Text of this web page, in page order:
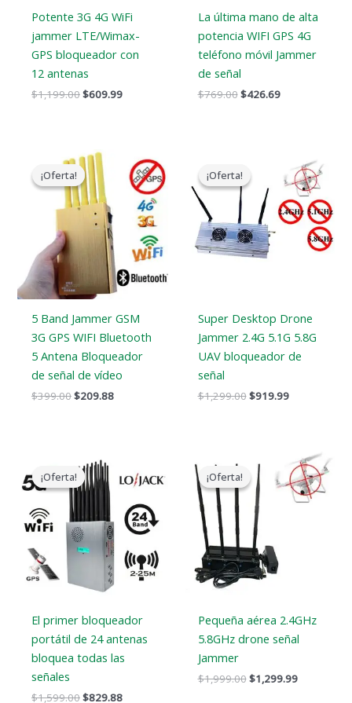
Potente 3G 4G WiFi
jammer LTE/Wimax-
GPS bloqueador con
12 antenas
$1,199.00$609.99
La última mano de alta
potencia WIFI GPS 4G
teléfono móvil Jammer
de señal
$769.00$426.69
¡Oferta!
¡Oferta!
5 Band Jammer GSM
3G GPS WIFI Bluetooth
5 Antena Bloqueador
de señal de vídeo
$399.00
El
precio
original
era:
$399.00.
$209.88
precio
actual
$209.88.
¡Oferta!
¡Oferta!
Super Desktop Drone
Jammer 2.4G 5.1G 5.8G
UAV bloqueador de
señal
$1,299.00
original
era:
$1,299.00.
$919.99
precio
actual
es:
$919.99.
¡Oferta!
¡Oferta!
El primer bloqueador
portátil de 24 antenas
bloquea todas las
señales
$1,599.00
precio
original
era:
$1,599.00.
$829.88
precio
actual
$829.88.
¡Oferta!
¡Oferta!
Pequeña aérea 2.4GHz
5.8GHz drone señal
Jammer
$1,999.00
precio
original
era:
$1,999.00.
$1,299.99
El
precio
actual
es: